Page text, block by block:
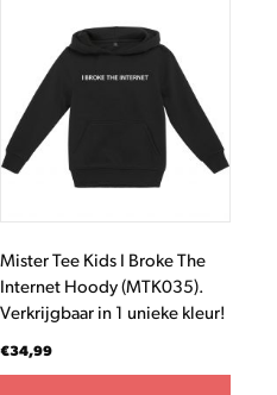
Mister Tee Kids I Broke The
Internet Hoody (MTK035).
Verkrijgbaar in 1 unieke kleur!
€34,99
meerdere
variaties.
Deze
optie
op
de
productpagina